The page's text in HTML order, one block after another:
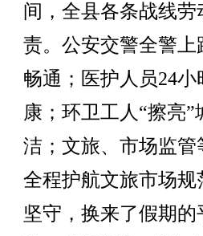
间，全县各条战线
责。公安交警全警
畅通；医护人员24
康；环卫工人“擦亮
洁；文旅、市场监
全程护航文旅市场规
坚守，换来了假期